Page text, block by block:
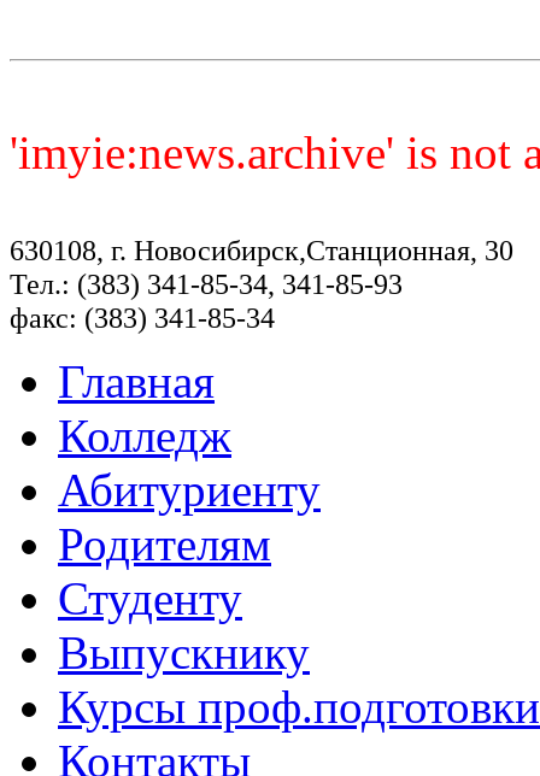
'imyie:news.archive' is not
630108, г. Новосибирск,Станционная, 30
Тел.: (383) 341-85-34, 341-85-93
факс: (383) 341-85-34
Главная
Колледж
Абитуриенту
Родителям
Студенту
Выпускнику
Курсы проф.подготовки
Контакты